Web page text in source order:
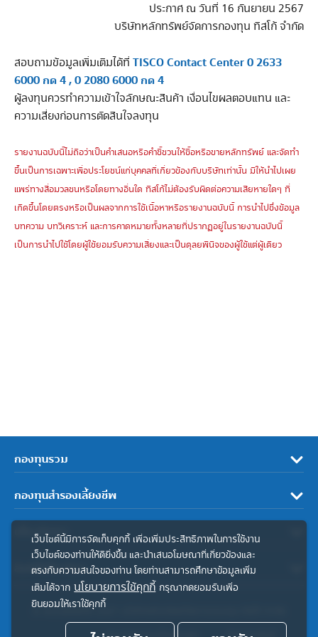
ประกาศ ณ วันที่ 16 กันยายน 2567
บริษัทหลักทรัพย์จัดการกองทุน ทิสโก้ จำกัด
สอบถามข้อมูลเพิ่มเติมได้ที่ TISCO Contact Center 0 2633
6000 กด 4 , 0 2080 6000 กด 4
ผู้ลงทุนควรทำความเข้าใจลักษณะสินค้า เงื่อนไขผลตอบแทน และ
ความเสี่ยงก่อนการตัดสินใจลงทุน
รายงานฉบับนี้ไม่ถือว่าเป็นคำเสนอหรือคำชี้ชวนให้ซื้อหรือขายหลักทรัพย์ และจัดทำ
ขึ้นเป็นการเฉพาะเพื่อประโยชน์แก่บุคคลที่เกี่ยวข้องกับบริษัทเท่านั้น มิให้นำไปเผย
แพร่ทางสื่อมวลชนหรือโดยทางอื่นใด ทิสโก้ไม่ต้องรับผิดต่อความเสียหายใดๆ ที่
เกิดขึ้นโดยตรงหรือเป็นผลจากการใช้เนื้อหาหรือรายงานฉบับนี้ การนำไปซึ่งข้อมูล
บทความ บทวิเคราะห์ และการคาดหมายทั้งหลายที่ปรากฏอยู่ในรายงานฉบับนี้
เป็นการนำไปใช้โดยผู้ใช้ยอมรับความเสี่ยงและเป็นดุลยพินิจของผู้ใช้แต่ผู้เดียว
กองทุนรวม
กองทุนสำรองเลี้ยงชีพ
เกี่ยวกับเรา
ลิงค์ที่เกี่ยวข้อง
© สงวนลิขสิทธิ์ 2567 บริษัทหลักทรัพย์จัดการกองทุน ทิสโก้ จำกัด
เว็บไซต์นี้มีการจัดเก็บคุกกี้ เพื่อเพิ่มประสิทธิภาพในการใช้งาน
เว็บไซต์ของท่านให้ดียิ่งขึ้น และนำเสนอโฆษณาที่เกี่ยวข้องและ
ตรงกับความสนใจของท่าน โดยท่านสามารถศึกษาข้อมูลเพิ่ม
เติมได้จาก นโยบายการใช้คุกกี้ กรุณากดยอมรับเพื่อ
ยินยอมให้เราใช้คุกกี้